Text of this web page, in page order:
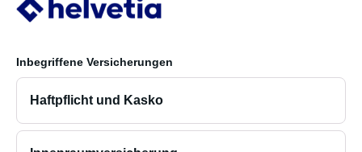
Inbegriffene Versicherungen
Haftpflicht und Kasko